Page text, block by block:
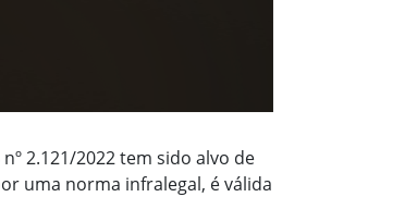
2.121/2022 tem sido alvo de
uma norma infralegal, é válida